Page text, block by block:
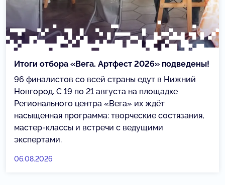
Итоги отбора «Вега. Артфест 2026» подведены!
96 финалистов со всей страны едут в Нижний
Новгород. С 19 по 21 августа на площадке
Регионального центра «Вега» их ждёт
насыщенная программа: творческие состязания,
мастер-классы и встречи с ведущими
экспертами.
06.08.2026